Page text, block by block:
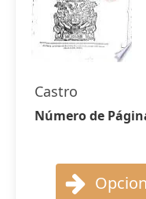
Castro
Número de